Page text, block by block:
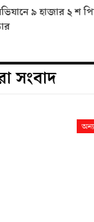
৯ হাজার ২ শ
সংবাদ